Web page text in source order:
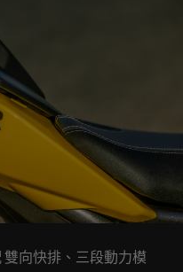
向快排、三段動力模